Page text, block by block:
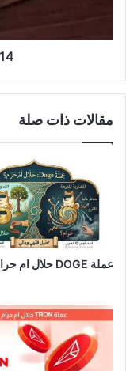
14 أفضل محفظة بيتكوين
مقالات ذات صلة
عملة DOGE حلال ام حرام